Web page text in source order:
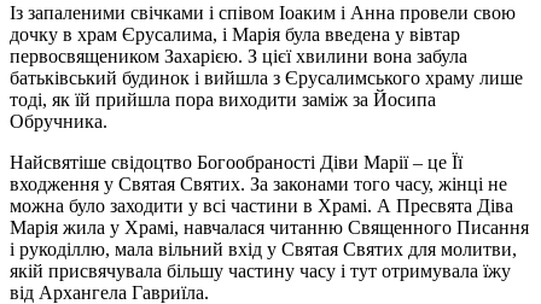
Із запаленими свічками і співом Іоаким і Анна провели свою
дочку в храм Єрусалима, і Марія була введена у вівтар
первосвящеником Захарією. З цієї хвилини вона забула
батьківський будинок і вийшла з Єрусалимського храму лише
тоді, як їй прийшла пора виходити заміж за Йосипа
Обручника.
Найсвятіше свідоцтво Богообраності Діви Марії – це Її
входження у Святая Святих. За законами того часу, жінці не
можна було заходити у всі частини в Храмі. А Пресвята Діва
Марія жила у Храмі, навчалася читанню Священного Писання
і рукоділлю, мала вільний вхід у Святая Святих для молитви,
якій присвячувала більшу частину часу і тут отримувала їжу
від Архангела Гавриїла.